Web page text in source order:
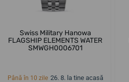
Swiss Military Hanowa
FLAGSHIP ELEMENTS WATER
SMWGH0006701
Până în 10 zile 26. 8. la tine acasă